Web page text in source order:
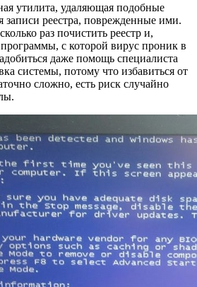
утилита, удаляющая подобные
записи реестра, поврежденные ими.
раз почистить реестр и,
программы, с которой вирус проник в
даже помощь специалиста
системы, потому что избавиться от
сложно, есть риск случайно